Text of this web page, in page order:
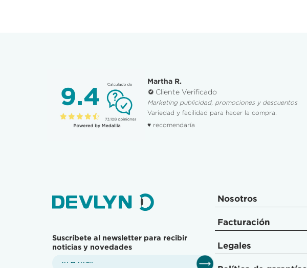
Martha R.
Cliente Verificado
Marketing publicidad, promociones y descuentos
Variedad y facilidad para hacer la compra.
♥ recomendaría
Suscríbete al newsletter para recibir
noticias y novedades
Nosotros
Facturación
Legales